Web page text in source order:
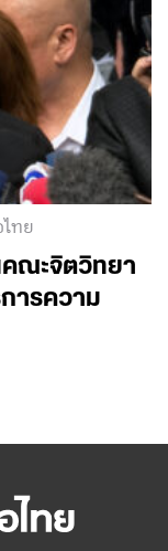
ทย
คณะจิตวิทยา
ารความ